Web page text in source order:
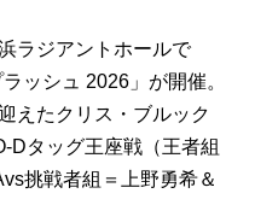
ラジアントホールで
ッシュ 2026」が開催。
えたクリス・ブルック
Dタッグ王座戦（王者組
挑戦者組＝上野勇希＆